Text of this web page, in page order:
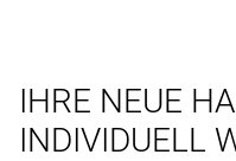
IHRE NEUE
INDIVIDUELL